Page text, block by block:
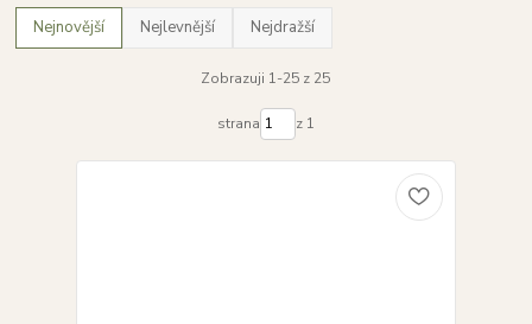
Nejnovější Nejlevnější Nejdražší
Zobrazuji 1-25 z 25
strana z 1